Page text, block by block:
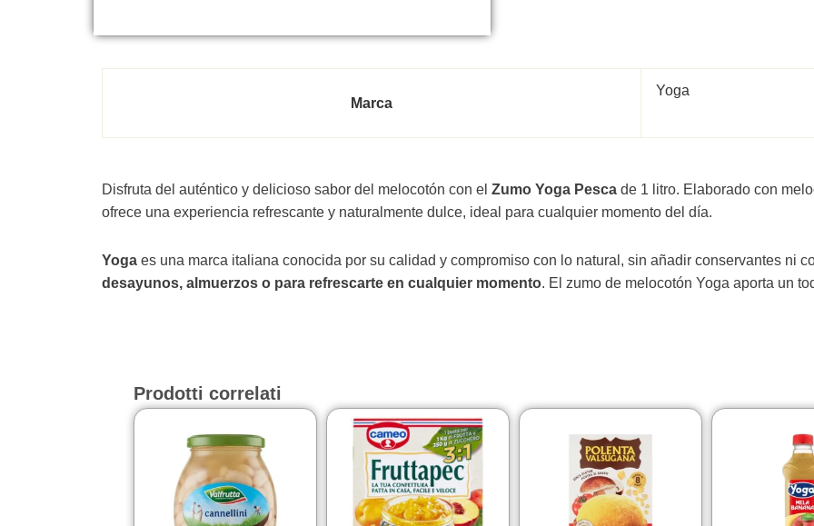
Marca
Yoga
Disfruta del auténtico y delicioso sabor del melocotón con el Zumo Yoga Pesca de 1 litro. Elaborado con
ofrece una experiencia refrescante y naturalmente dulce, ideal para cualquier momento del día.
Yoga es una marca italiana conocida por su calidad y compromiso con lo natural, sin añadir conservantes ni
desayunos, almuerzos o para refrescarte en cualquier momento. El zumo de melocotón Yoga aporta un
Prodotti correlati